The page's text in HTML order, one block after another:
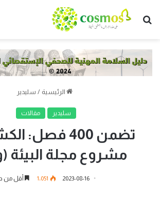
بحث
الرئيسية / سليدير
سليدير مقالات
تضمن 400
مشروع مجلة البيئة
2023-08-16 1٬051 أقل من